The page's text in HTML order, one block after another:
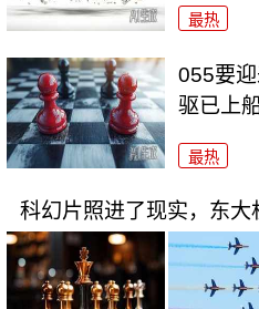
最热
055要
驱已上
最热
科幻片照进了现实，东大